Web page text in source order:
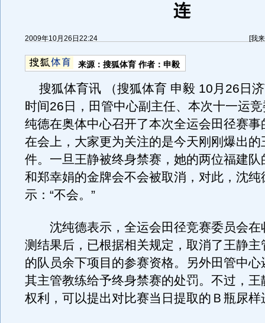
连
2009年10月26日22:24 [我
来源： 搜狐体育作者：申毅
搜狐体育讯 （搜狐体育 申毅 10月26日
时间26日，田管中心副主任、本次十一运
纯德在奥体中心召开了本次全运会田径赛事
在会上，大家更为关注的是今天刚刚爆出的
件。一旦王静被终身禁赛，她的两位福建队
和郑幸娟的金牌会不会被取消，对此，沈纯
示：“不会。”
沈纯德表示，全运会田径竞赛委员会在
测结果后，已根据相关规定，取消了王静主
的队员余下项目的参赛资格。另外田管中心
其主管教练给予终身禁赛的处罚。不过，王
权利，可以提出对比赛当日提取的Ｂ瓶尿样